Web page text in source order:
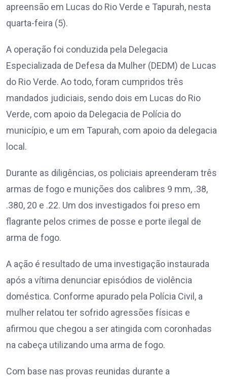
apreensão em Lucas do Rio Verde e Tapurah, nesta
quarta-feira (5).
A operação foi conduzida pela Delegacia
Especializada de Defesa da Mulher (DEDM) de Lucas
do Rio Verde. Ao todo, foram cumpridos três
mandados judiciais, sendo dois em Lucas do Rio
Verde, com apoio da Delegacia de Polícia do
município, e um em Tapurah, com apoio da delegacia
local.
Durante as diligências, os policiais apreenderam três
armas de fogo e munições dos calibres 9 mm, .38,
.380, 20 e .22. Um dos investigados foi preso em
flagrante pelos crimes de posse e porte ilegal de
arma de fogo.
A ação é resultado de uma investigação instaurada
após a vítima denunciar episódios de violência
doméstica. Conforme apurado pela Polícia Civil, a
mulher relatou ter sofrido agressões físicas e
afirmou que chegou a ser atingida com coronhadas
na cabeça utilizando uma arma de fogo.
Com base nas provas reunidas durante a